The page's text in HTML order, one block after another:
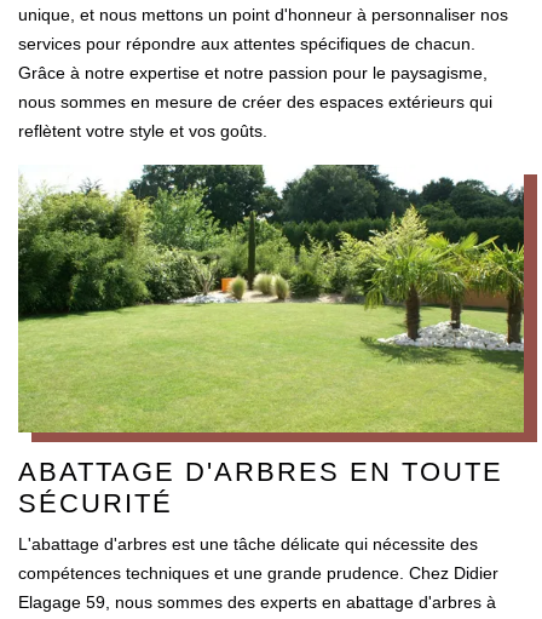
unique, et nous mettons un point d'honneur à personnaliser nos
services pour répondre aux attentes spécifiques de chacun.
Grâce à notre expertise et notre passion pour le paysagisme,
nous sommes en mesure de créer des espaces extérieurs qui
reflètent votre style et vos goûts.
ABATTAGE D'ARBRES EN TOUTE
SÉCURITÉ
L'abattage d'arbres est une tâche délicate qui nécessite des
compétences techniques et une grande prudence. Chez Didier
Elagage 59, nous sommes des experts en abattage d'arbres à